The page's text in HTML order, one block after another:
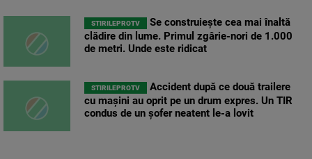
STIRILEPROTV
Se construiește cea mai înaltă
clădire din lume. Primul zgârie-nori de 1.000
de metri. Unde este ridicat
STIRILEPROTV
Accident după ce două trailere
cu mașini au oprit pe un drum expres. Un TIR
condus de un șofer neatent le-a lovit